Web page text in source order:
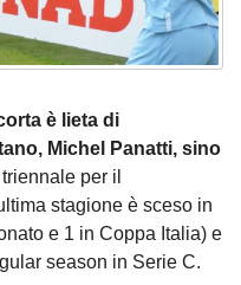
è lieta di
Michel Panatti, sino
per il
stagione è sceso in
e 1 in Coppa Italia) e
season in Serie C.